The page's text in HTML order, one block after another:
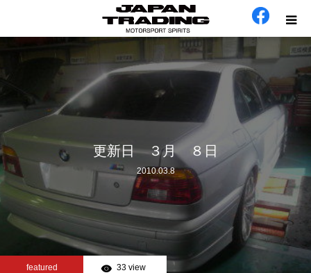
更新日 ３月 ８日
2010.03.8
featured 33 view
ホーム
在庫車
工場日誌
お問い合わせ